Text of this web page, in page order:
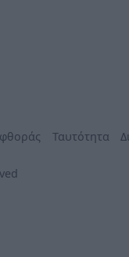
Ταυτότητα